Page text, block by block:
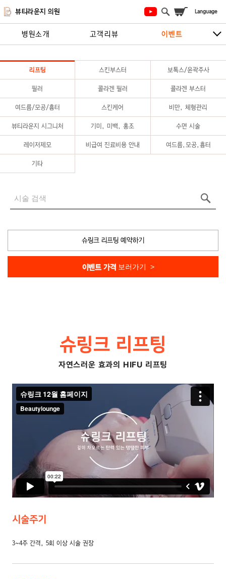
뷰티라운지 의원
병원소개 고객리뷰 이벤트
리프팅 스킨부스터 보톡스/윤곽주사
필러 콜라겐 필러 콜라겐 부스터
여드름/모공/흉터 스킨케어 비만, 체형관리
뷰티라운지 시그니처 기미, 미백, 홍조 수면 시술
레이저제모 비급여 진료비용 안내 여드름,모공,흉터
기타
슈링크 리프팅 예약하기
이벤트 가격 보러가기 >
슈링크 리프팅
자연스러운 효과의 HIFU 리프팅
시술주기
3~4주 간격, 5회 이상 시술 권장